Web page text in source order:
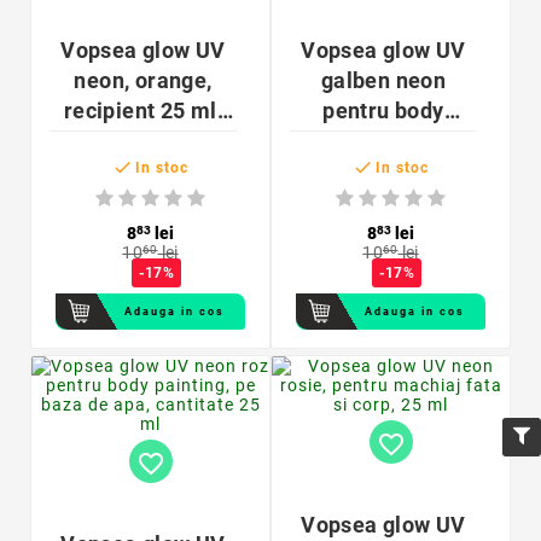
Vopsea glow UV
neon, orange,
recipient 25 ml,
painting si
proiecte artistice
 In stoc
883
lei
1060lei
-17%
Adauga in cos
Vopsea glow UV
galben neon
pentru body
25 ml, pe baza de
apa
 In stoc
883
lei
1060lei
-17%
Adauga in cos
favorite_border
favorite_border
Vopsea glow UV